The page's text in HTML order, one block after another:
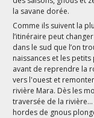
la savane dorée.
Comme ils suivent la
l’itinéraire peut
dans le sud que l’on
naissances et les
avant de reprendre la
vers l'ouest et
rivière Mara. Dès les
traversée de la
hordes de gnous